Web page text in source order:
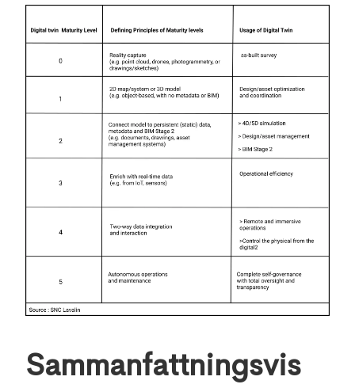
Sammanfattningsvis